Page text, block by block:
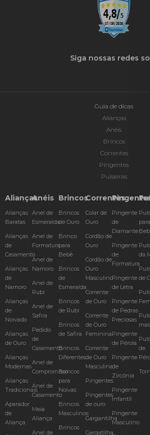
Siga nossas redes
Guia de dicas
Alianças
Anéis
Brincos
Correntes
Pingentes
Pulseiras
Alianças
Alianças
Baratas
Alianças
de
Casamento
Alianças
de
Namoro
Alianças
de
Noivado
Alianças
de Ouro
Alianças
Modernas
Alianças
Tradicionais
Aparador
de
Aliança
Anéis
Anel de
Esmeralda
Anel de
Formatura
Anel de
Namoro
Anel de
Rubi
Anel de
Safira
Pedido
de
Casamento
Anel de
Compromisso
Anel de
Casamento
Meia
Aliança
Anel de
Brincos
Brincos
de Ouro
Brinco
para
Bebê
Brincos
de
Esmeralda
Brincos
de Rubi
Brincos
de Safira
Brincos
Diferentes
Brincos
para
Noivas
Brincos
Masculinos
Brincos
Correntes
Colar de
Ouro
Cordão de
Ouro
Cordão de
Ouro
Masculino
Corrente
de Ouro
Corrente
de Ouro
Feminina
Corrente
de Ouro
Masculina
Pingentes
Pingentes
de ouro
Gargantilha
Gargatilha
Pingente
de
Diamante
Pingente
de
Formatura
Pingente
de Letra
Pingente
de Pedras
Preciosas
Pingente
de Pérola
Pingente
de
Zircônia
Pingente
Infantil
Pingente
Masculino
para
da
de
de